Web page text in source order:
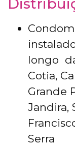
longo
Cotia,
Grande
Jandira,
Serra